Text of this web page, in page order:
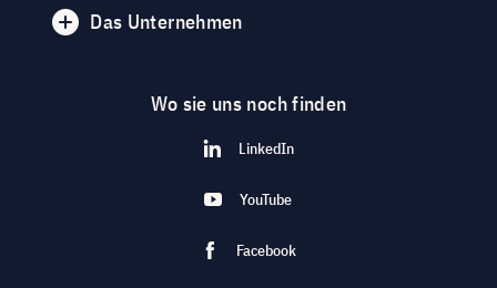
Das Unternehmen
Wo sie uns noch finden
LinkedIn
YouTube
Facebook